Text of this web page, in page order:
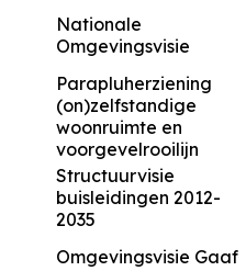
Nationale
Omgevingsvisie
Parapluherziening
(on)zelfstandige
woonruimte en
voorgevelrooilijn
Structuurvisie
buisleidingen 2012-
2035
Omgevingsvisie Gaaf